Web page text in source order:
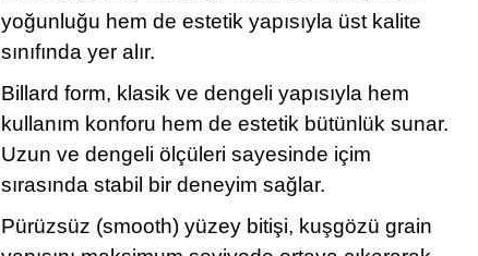
yoğunluğu hem de estetik yapısıyla üst kalite
sınıfında yer alır.
Billard form, klasik ve dengeli yapısıyla hem
kullanım konforu hem de estetik bütünlük sunar.
Uzun ve dengeli ölçüleri sayesinde içim
sırasında stabil bir deneyim sağlar.
Pürüzsüz (smooth) yüzey bitişi, kuşgözü grain